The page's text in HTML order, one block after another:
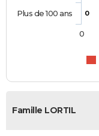
0
Plus de 100 ans
0
Famille LORTIL